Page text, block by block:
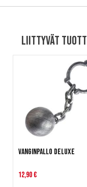
Liittyvät
Vanginpallo deluxe
12,90 €